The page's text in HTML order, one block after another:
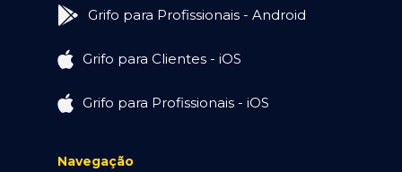
Grifo para Profissionais - Android
Grifo para Clientes - iOS
Grifo para Profissionais - iOS
Navegação